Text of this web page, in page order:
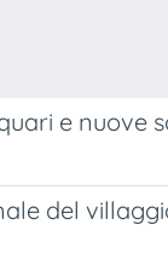
e nuove
del